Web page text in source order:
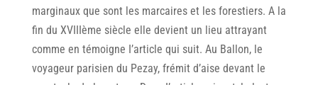
marginaux que sont les marcaires et les forestiers. A la
fin du XVIIIème siècle elle devient un lieu attrayant
comme en témoigne I’article qui suit. Au Ballon, le
voyageur parisien du Pezay, frémit d’aise devant le